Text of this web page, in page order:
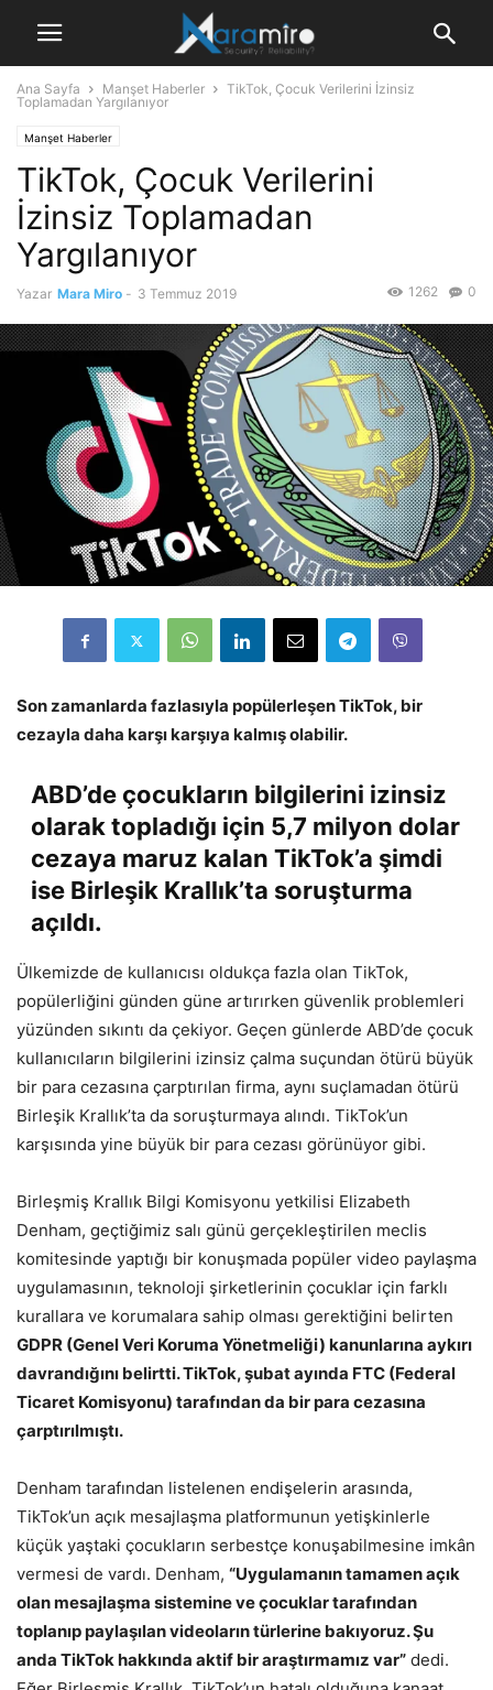
Ana Sayfa Manşet Haberler
TikTok, Çocuk Verilerini İzinsiz
Toplamadan Yargılanıyor
Manşet Haberler
TikTok, Çocuk Verilerini
İzinsiz Toplamadan
Yargılanıyor
Yazar Mara Miro - 3 Temmuz 2019 0
1262
Son zamanlarda fazlasıyla popülerleşen TikTok, bir
cezayla daha karşı karşıya kalmış olabilir.
ABD’de çocukların bilgilerini izinsiz
olarak topladığı için 5,7 milyon dolar
cezaya maruz kalan TikTok’a şimdi
ise Birleşik Krallık’ta soruşturma
açıldı.
Ülkemizde de kullanıcısı oldukça fazla olan TikTok,
popülerliğini günden güne artırırken güvenlik problemleri
yüzünden sıkıntı da çekiyor. Geçen günlerde ABD’de çocuk
kullanıcıların bilgilerini izinsiz çalma suçundan ötürü büyük
bir para cezasına çarptırılan firma, aynı suçlamadan ötürü
Birleşik Krallık’ta da soruşturmaya alındı. TikTok’un
karşısında yine büyük bir para cezası görünüyor gibi.
Birleşmiş Krallık Bilgi Komisyonu yetkilisi Elizabeth
Denham, geçtiğimiz salı günü gerçekleştirilen meclis
komitesinde yaptığı bir konuşmada popüler video paylaşma
uygulamasının, teknoloji şirketlerinin çocuklar için farklı
kurallara ve korumalara sahip olması gerektiğini belirten
GDPR (Genel Veri Koruma Yönetmeliği) kanunlarına aykırı
davrandığını belirtti. TikTok, şubat ayında FTC (Federal
Ticaret Komisyonu) tarafından da bir para cezasına
çarptırılmıştı.
Denham tarafından listelenen endişelerin arasında,
TikTok’un açık mesajlaşma platformunun yetişkinlerle
küçük yaştaki çocukların serbestçe konuşabilmesine imkân
vermesi de vardı. Denham, “Uygulamanın tamamen açık
olan mesajlaşma sistemine ve çocuklar tarafından
toplanıp paylaşılan videoların türlerine bakıyoruz. Şu
anda TikTok hakkında aktif bir araştırmamız var” dedi.